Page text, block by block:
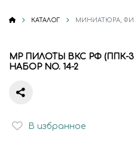
КАТАЛОГ МИНИАТЮРА,
MP ПИЛОТЫ ВКС РФ (ППК-
НАБОР NO. 14-2
В избранное